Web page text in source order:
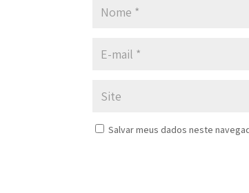
Salvar meus dados neste